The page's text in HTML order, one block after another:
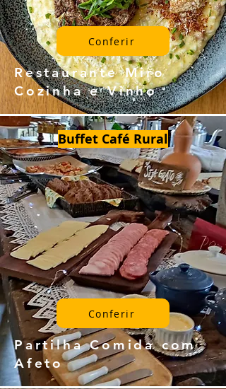
Conferir
Restaurante Miro
Cozinha e Vinho
Buffet Café Rural
Conferir
Partilha Comida com
Afeto